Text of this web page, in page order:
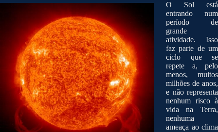
O Sol está
entrando num
período de
grande
atividade. Isso
faz parte de um
ciclo que se
repete a, pelo
menos, muitos
milhões de anos,
e não representa
nenhum risco à
vida na Terra,
nenhuma
ameaça ao clima